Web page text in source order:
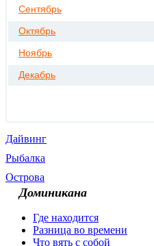
Сентябрь
Октябрь
Ноябрь
Декабрь
Дайвинг
Рыбалка
Острова
Доминикана
Где находится
Разница во времени
Что вять с собой